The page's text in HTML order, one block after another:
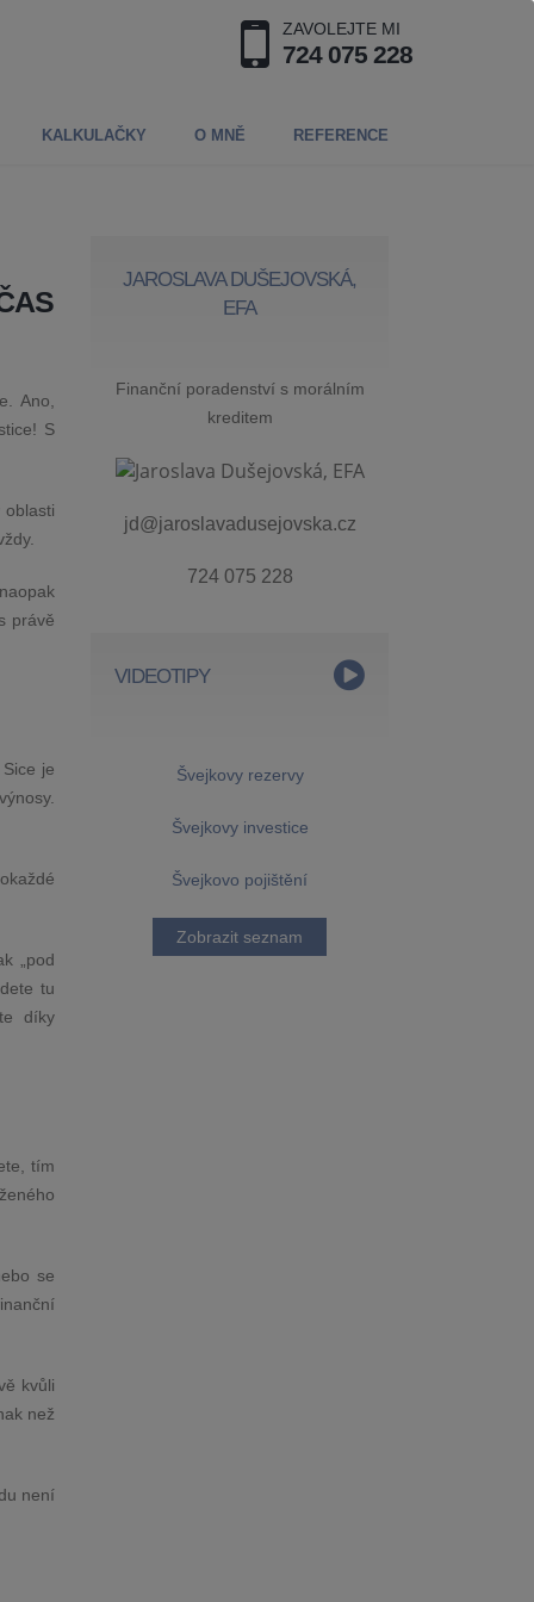
ZAVOLEJTE MI
724 075 228
KALKULAČKY O MNĚ REFERENCE
Ano,
S
právě
je
„pod
tu
díky
tím
se
kvůli
než
není
JAROSLAVA DUŠEJOVSKÁ,
EFA
Finanční poradenství s morálním
kreditem
jd@jaroslavadusejovska.cz
724 075 228
VIDEOTIPY
Švejkovy rezervy
Švejkovy investice
Švejkovo pojištění
Zobrazit seznam